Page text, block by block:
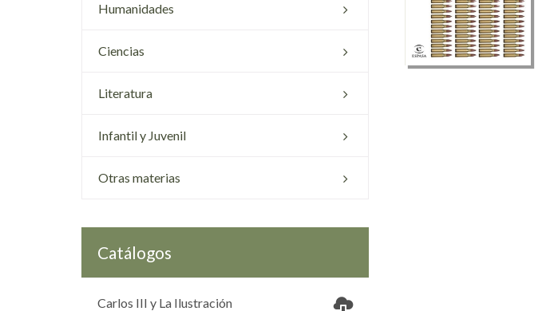
Humanidades
Ciencias
Literatura
Infantil y Juvenil
Otras materias
Catálogos
Carlos III y La Ilustración